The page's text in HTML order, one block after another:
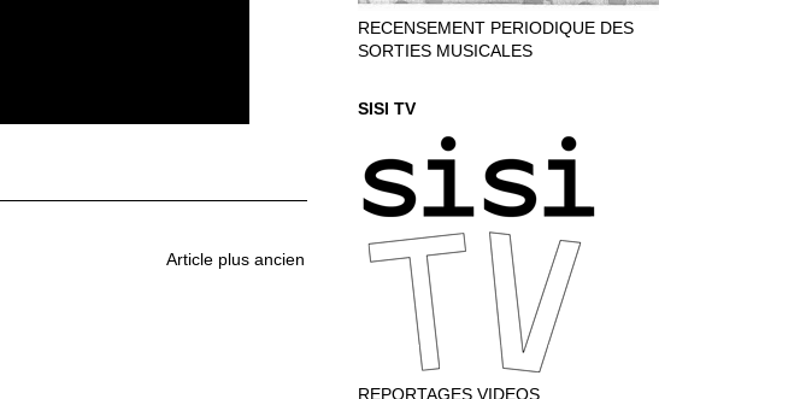
Article plus ancien
RECENSEMENT PERIODIQUE DES
SORTIES MUSICALES
SISI TV
REPORTAGES VIDEOS